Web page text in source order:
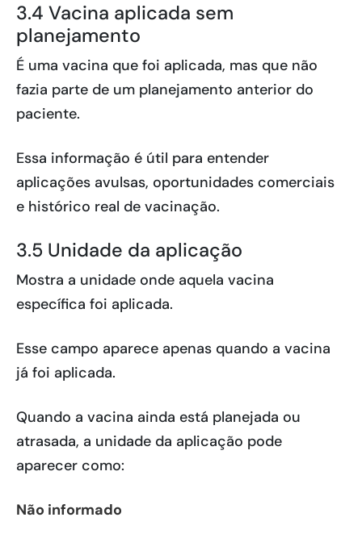
3.4 Vacina aplicada sem
planejamento
É uma vacina que foi aplicada, mas que não
fazia parte de um planejamento anterior do
paciente.
Essa informação é útil para entender
aplicações avulsas, oportunidades comerciais
e histórico real de vacinação.
3.5 Unidade da aplicação
Mostra a unidade onde aquela vacina
específica foi aplicada.
Esse campo aparece apenas quando a vacina
já foi aplicada.
Quando a vacina ainda está planejada ou
atrasada, a unidade da aplicação pode
aparecer como:
Não informado